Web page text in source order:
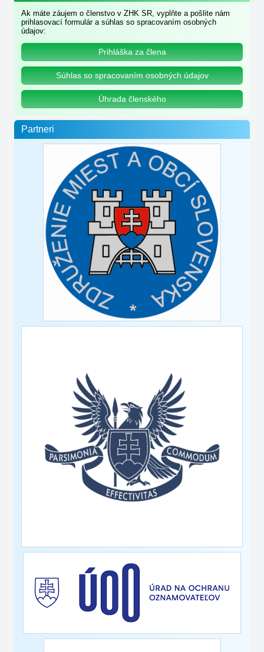
Ak máte záujem o členstvo v ZHK SR, vyplňte a pošlite nám
prihlasovací formulár a súhlas so spracovaním osobných
údajov:
Prihláška za člena
Súhlas so spracovaním osobných údajov
Úhrada členského
Partneri